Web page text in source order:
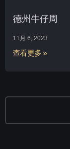
德州牛仔周
11月 6, 2023
查看更多 »